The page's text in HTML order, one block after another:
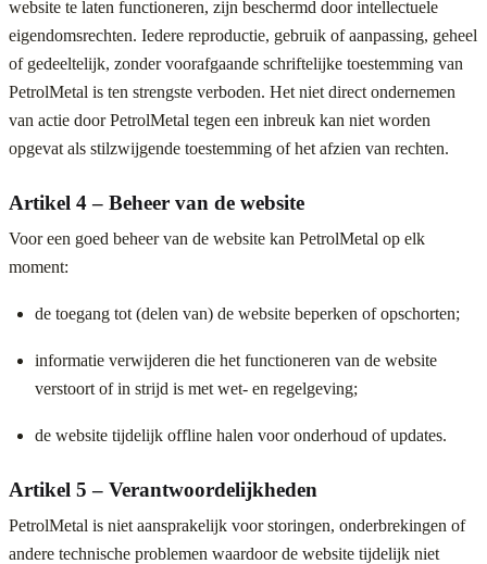
website te laten functioneren, zijn beschermd door intellectuele
eigendomsrechten. Iedere reproductie, gebruik of aanpassing, geheel
of gedeeltelijk, zonder voorafgaande schriftelijke toestemming van
PetrolMetal is ten strengste verboden. Het niet direct ondernemen
van actie door PetrolMetal tegen een inbreuk kan niet worden
opgevat als stilzwijgende toestemming of het afzien van rechten.
Artikel 4 – Beheer van de website
Voor een goed beheer van de website kan PetrolMetal op elk
moment:
de toegang tot (delen van) de website beperken of opschorten;
informatie verwijderen die het functioneren van de website
verstoort of in strijd is met wet- en regelgeving;
de website tijdelijk offline halen voor onderhoud of updates.
Artikel 5 – Verantwoordelijkheden
PetrolMetal is niet aansprakelijk voor storingen, onderbrekingen of
andere technische problemen waardoor de website tijdelijk niet